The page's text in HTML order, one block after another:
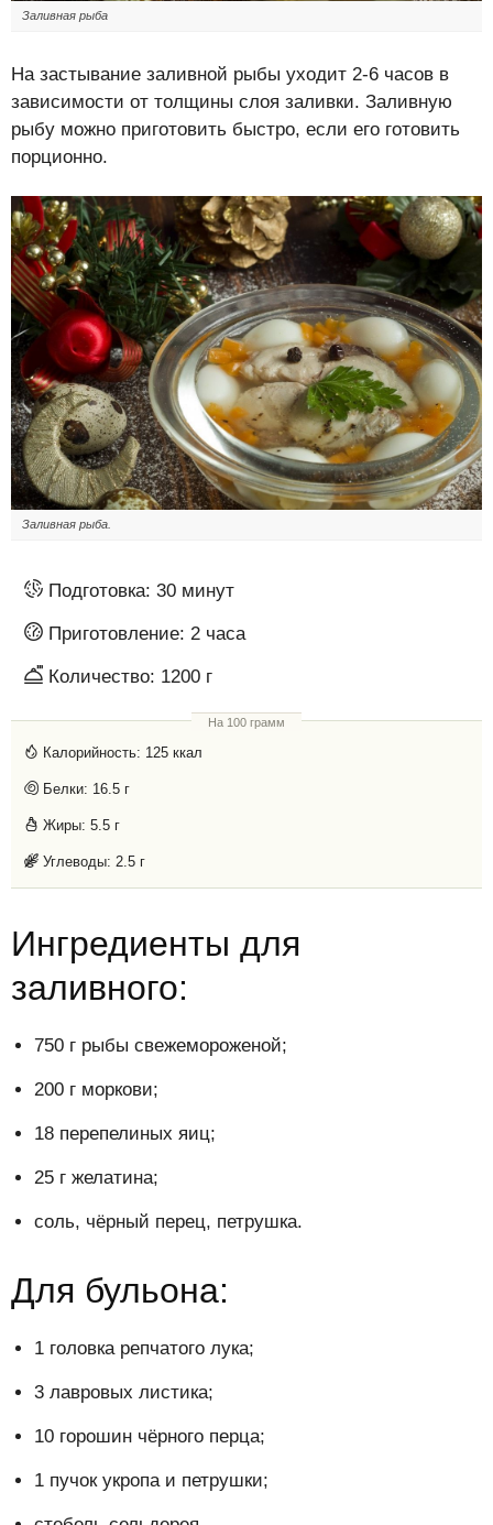
Заливная рыба
На застывание заливной рыбы уходит 2-6 часов в
зависимости от толщины слоя заливки. Заливную
рыбу можно приготовить быстро, если его готовить
порционно.
Заливная рыба.
Подготовка: 30 минут
Приготовление: 2 часа
Количество: 1200 г
На 100 грамм
Калорийность: 125 ккал
Белки: 16.5 г
Жиры: 5.5 г
Углеводы: 2.5 г
Ингредиенты для
заливного:
750 г рыбы свежемороженой;
200 г моркови;
18 перепелиных яиц;
25 г желатина;
соль, чёрный перец, петрушка.
Для бульона:
1 головка репчатого лука;
3 лавровых листика;
10 горошин чёрного перца;
1 пучок укропа и петрушки;